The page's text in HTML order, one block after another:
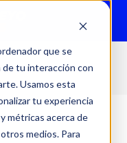
que se
de tu interacción con
Usamos esta
tu experiencia
métricas acerca de
medios. Para